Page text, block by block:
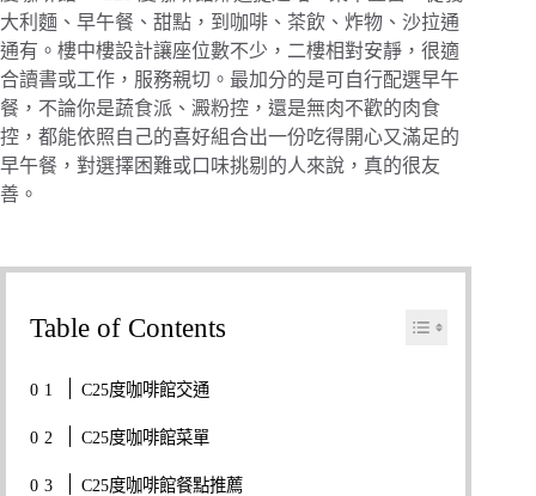
大利麵、早午餐、甜點，到咖啡、茶飲、炸物、沙拉通
通有。樓中樓設計讓座位數不少，二樓相對安靜，很適
合讀書或工作，服務親切。最加分的是可自行配選早午
餐，不論你是蔬食派、澱粉控，還是無肉不歡的肉食
控，都能依照自己的喜好組合出一份吃得開心又滿足的
早午餐，對選擇困難或口味挑剔的人來說，真的很友
善。
Table of Contents
C25度咖啡館交通
C25度咖啡館菜單
C25度咖啡館餐點推薦